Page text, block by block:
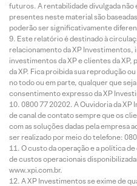
futuros. A rentabilidade divulgada
presentes neste material são
poderão ser significativamente
Este relatório é destinado à
relacionamento da XP Investimentos,
investimentos da XP e clientes da XP,
da XP. Fica proibida sua reprodução
no todo ou em parte, qualquer que
consentimento expresso da XP
0800 77 20202. A Ouvidoria da
de canal de contato sempre que os
com as soluções dadas pela empresa
ser realizado por meio do telefone:
O custo da operação e a política
de custos operacionais
www.xpi.com.br.
A XP Investimentos se exime de